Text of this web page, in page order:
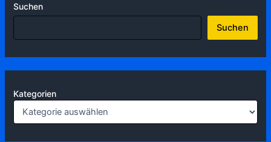
Suchen
Suchen
Kategorien